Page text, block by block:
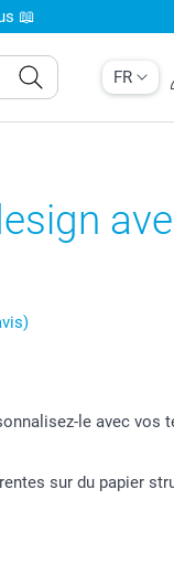
FR
📖
le avec vos
sur du papier